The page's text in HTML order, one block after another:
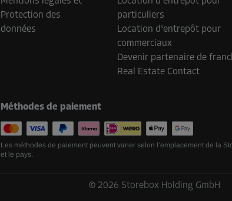
Protection des
données
particuliers
Location d'entrepôt pour
commerciaux
Devenir partenaire de
Real Estate Contact
Méthodes de paiement
Les méthodes de paiement peuvent varier selon l’emplacement de la
et le pays.
© 2026 Storebox Holding GmbH